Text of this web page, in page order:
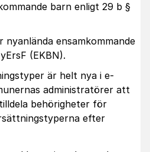
barn enligt 29 b §
nyanlända ensamkommande
(EKBN).
är helt nya i e-
administratörer att
behörigheter för
efter